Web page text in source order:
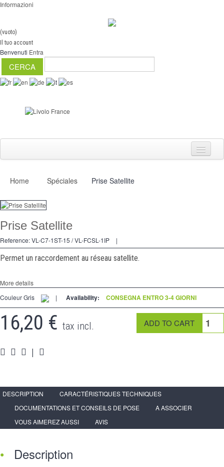
Informazioni
(vuoto)
Il tuo account
Benvenuti Entra
Interruttori
Dimmer
2 modi
accessori
Pièces
Media
Home Spéciales Prise Satellite
Prise Satellite
Reference:VL-C7-1ST-15 / VL-FCSL-1IP |
Permet un raccordement au réseau satellite.
More details
Couleur Gris
| Availability: CONSEGNA ENTRO 3-4 GIORNI
16,20 € tax incl.
|
DESCRIPTION
CARACTÉRISTIQUES TECHNIQUES
DOCUMENTATIONS ET CONSEILS DE POSE
A ASSOCIER
VOUS AIMEREZ AUSSI
AVIS
Description